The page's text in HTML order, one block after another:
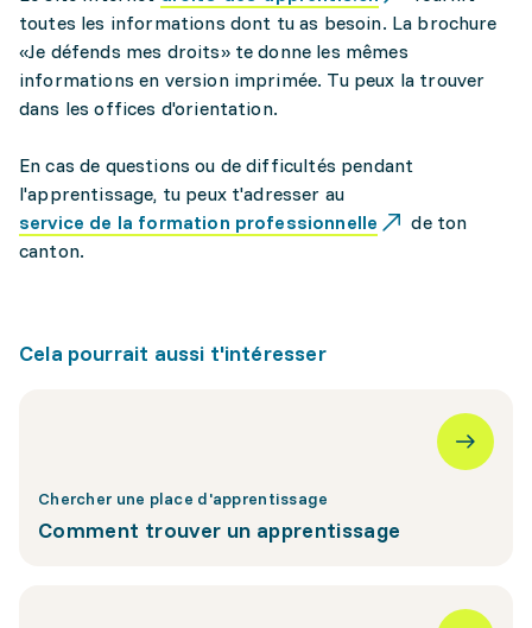
toutes les informations dont tu as besoin. La brochure
«Je défends mes droits» te donne les mêmes
informations en version imprimée. Tu peux la trouver
dans les offices d'orientation.
En cas de questions ou de difficultés pendant
l'apprentissage, tu peux t'adresser au
service de la formation professionnelle
de ton
canton.
Cela pourrait aussi t'intéresser
Chercher une place d'apprentissage
Comment trouver un apprentissage